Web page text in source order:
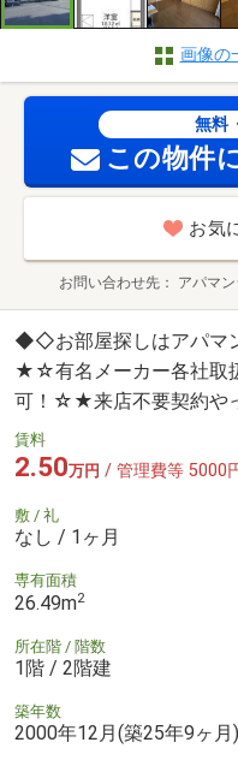
画像の
無料
この物件
お気
お問い合わせ先 アパマ
◆◇お部屋探しはアパ
★☆有名メーカー各社取
可！☆★来店不要契約や
賃料
2.50万円 / 管理費等 5000
敷 / 礼
なし / 1ヶ月
専有面積
26.49m2
所在階 / 階数
1階 / 2階建
築年数
2000年12月(築25年9ヶ月)